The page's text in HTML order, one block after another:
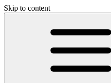
Skip to content